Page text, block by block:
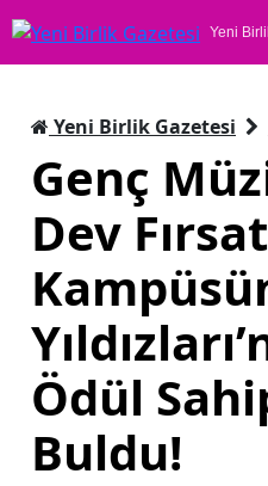
Yeni
Yeni Birlik Gazetesi
Genç
Dev
Ödül
Buldu!